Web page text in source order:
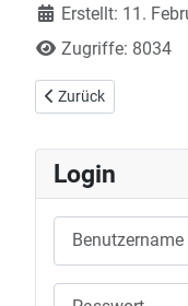
Erstellt: 11.
Zugriffe: 8034
Vorheriger Beitrag:
Zurück
Login
Passwort